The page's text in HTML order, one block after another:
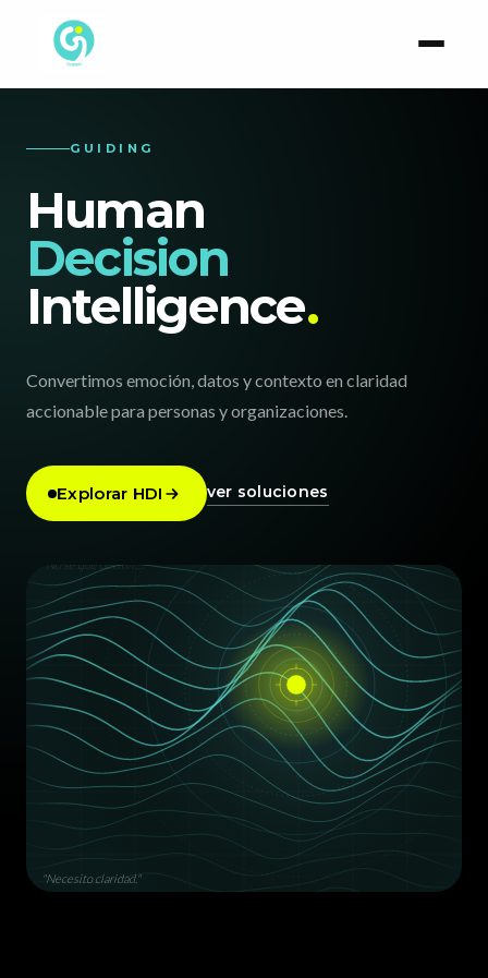
GUIDING
Human
Decision
Intelligence.
Convertimos emoción, datos y contexto en claridad
accionable para personas y organizaciones.
Explorar HDI ver soluciones
"No sé qué decidir…"
"Necesito claridad."